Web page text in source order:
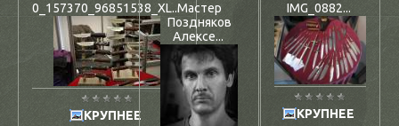
0_157370_96851538_XL...
КРУПНЕЕ
Мастер
Поздняков
Алексе...
IMG_0882...
КРУПНЕЕ